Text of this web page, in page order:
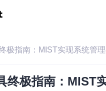
极指南：MIST实现系统管
终极指南：MIST